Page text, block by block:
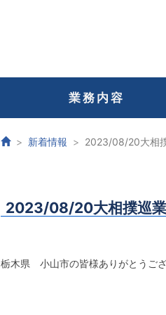
業務内容
新着情報 2023/08/20大相
2023/08/20大相撲巡
栃木県 小山市の皆様ありがとうござ